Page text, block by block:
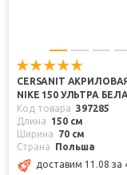
CERSANIT
NIKE 150 УЛЬТРА
Код товара 397285
Длина
150 см
Ширина
70 см
Страна
Польша
доставим 11.08 за